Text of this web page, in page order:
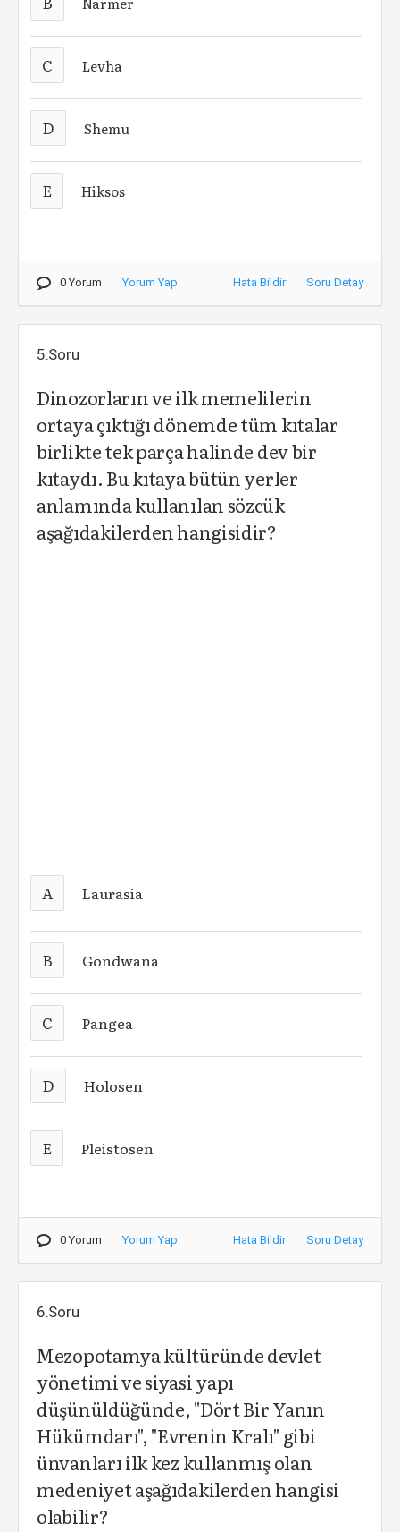
C Levha
D Shemu
E Hiksos
0 Yorum Yorum Yap Hata Bildir Soru Detay
5.Soru
Dinozorların ve ilk memelilerin
ortaya çıktığı dönemde tüm kıtalar
birlikte tek parça halinde dev bir
kıtaydı. Bu kıtaya bütün yerler
anlamında kullanılan sözcük
aşağıdakilerden hangisidir?
A Laurasia
B Gondwana
C Pangea
D Holosen
E Pleistosen
0 Yorum Yorum Yap Hata Bildir Soru Detay
6.Soru
Mezopotamya kültüründe devlet
yönetimi ve siyasi yapı
düşünüldüğünde, "Dört Bir Yanın
Hükümdarı", "Evrenin Kralı" gibi
ünvanları ilk kez kullanmış olan
medeniyet aşağıdakilerden hangisi
olabilir?